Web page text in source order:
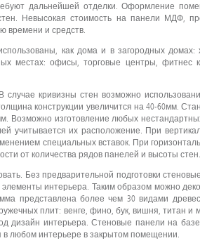
дальнейшей отделки. Оформление
Невысокая стоимость на панели МДФ,
времени и средств.
как дома и в загородных
местах: офисы, торговые центры, фитнес
кривизны стен возможно
конструкции увеличится на 40-60мм.
Возможно изготовление любых
учитывается их расположение. При
специальных вставок. При
от количества рядов панелей и высоты стен.
Без предварительной подготовки
элементы интерьера. Таким образом можно
представлена более чем 30 видами
плит: венге, фино, бук, вишня, титан и
дизайн интерьера. Стеновые панели на
в любом интерьере в закрытом помещении.